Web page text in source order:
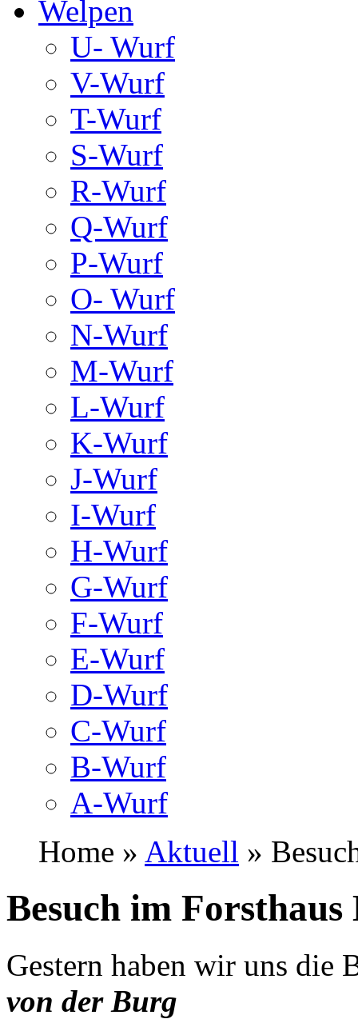
Welpen
U- Wurf
V-Wurf
T-Wurf
S-Wurf
R-Wurf
Q-Wurf
P-Wurf
O- Wurf
N-Wurf
M-Wurf
L-Wurf
K-Wurf
J-Wurf
I-Wurf
H-Wurf
G-Wurf
F-Wurf
E-Wurf
D-Wurf
C-Wurf
B-Wurf
A-Wurf
Home » Aktuell »
Besuch im
Gestern haben wir uns die
von der Burg